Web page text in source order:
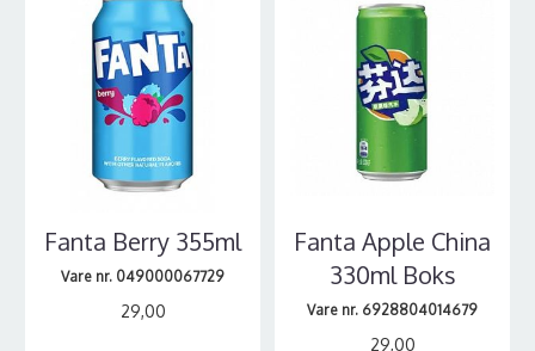
Fanta Berry 355ml
Vare nr. 049000067729
29,00
Fanta Apple China
330ml Boks
Vare nr. 6928804014679
29,00